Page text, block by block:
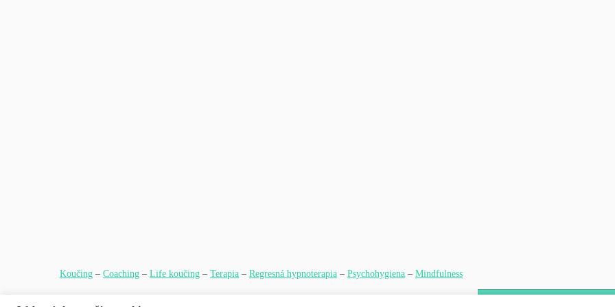
Koučing – Coaching – Life koučing – Terapia – Regresná hypnoterapia – Psychohygiena – Mindfulness